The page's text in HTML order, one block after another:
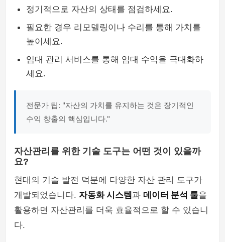
정기적으로 자산의 상태를 점검하세요.
필요한 경우 리모델링이나 수리를 통해 가치를
높이세요.
임대 관리 서비스를 통해 임대 수익을 극대화하
세요.
전문가 팁: "자산의 가치를 유지하는 것은 장기적인
수익 창출의 핵심입니다."
자산관리를 위한 기술 도구는 어떤 것이 있을까
요?
현대의 기술 발전 덕분에 다양한 자산 관리 도구가
개발되었습니다. 자동화 시스템 과 데이터 분석 툴을
활용하면 자산관리를 더욱 효율적으로 할 수 있습니
다.